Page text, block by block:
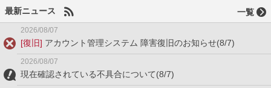
最新ニュース 一覧
2026/08/07
[復旧] アカウント管理システム 障害復旧のお知らせ(8/7)
2026/08/07
現在確認されている不具合について(8/7)